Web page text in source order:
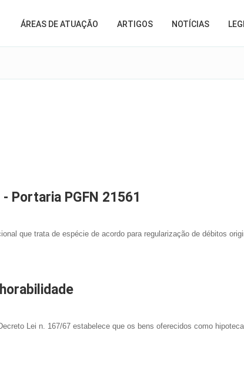
ÁREAS DE ATUAÇÃO ARTIGOS NOTÍCIAS
Portaria PGFN 21561
que trata de espécie de acordo para regularização de débitos
Lei n. 167/67 estabelece que os bens oferecidos como